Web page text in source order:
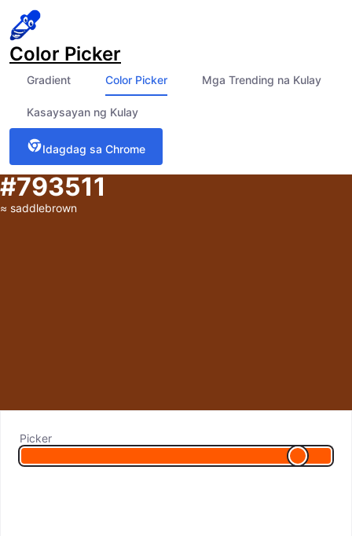
Color Picker
Gradient Color Picker Mga Trending na Kulay
Kasaysayan ng Kulay
Idagdag sa Chrome
#793511
≈ saddlebrown
Picker